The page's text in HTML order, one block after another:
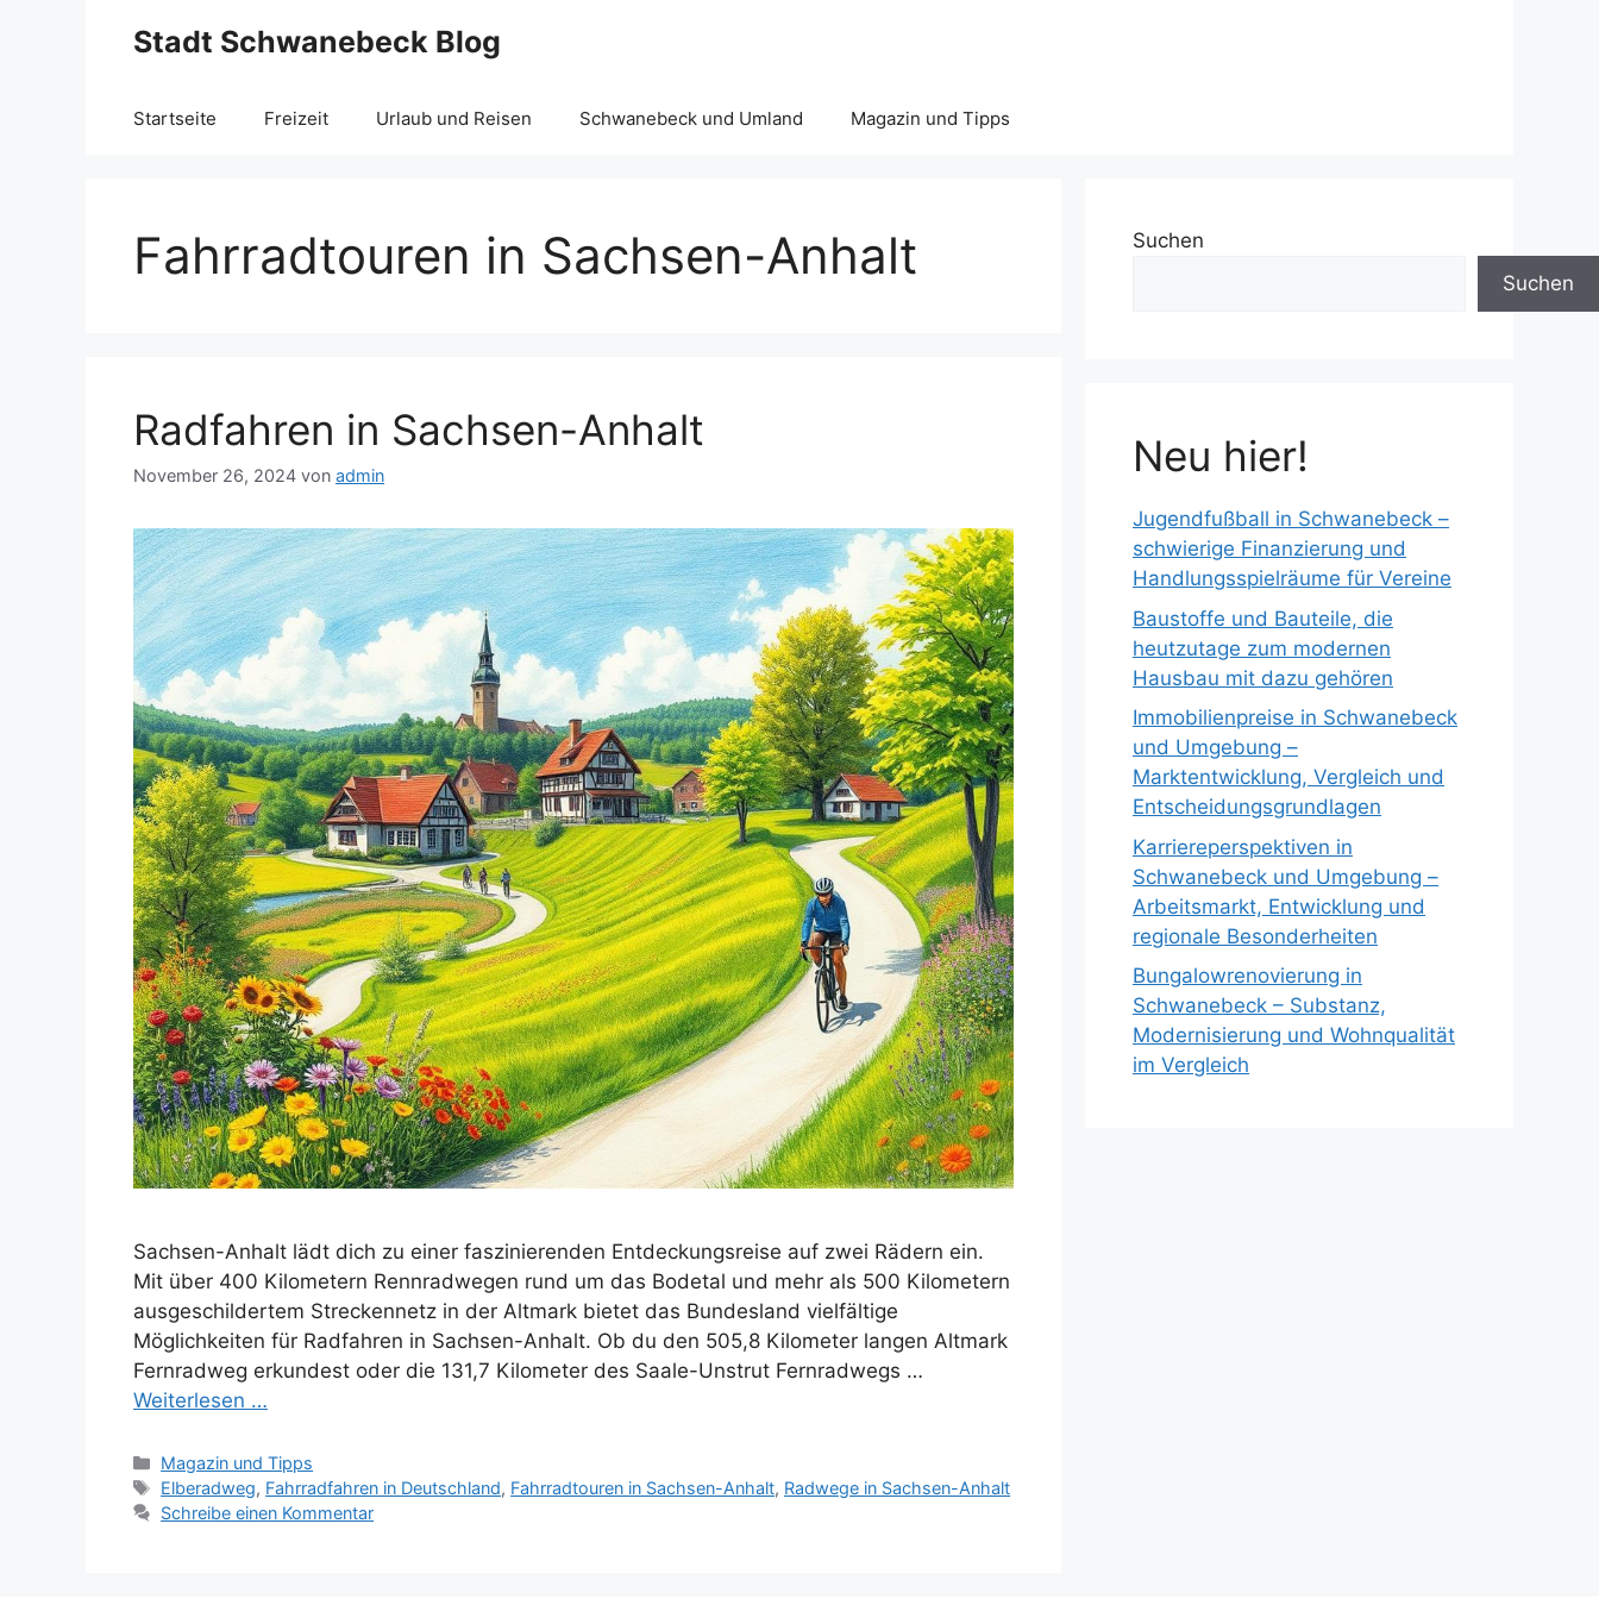
Stadt Schwanebeck Blog
Startseite Freizeit Urlaub und Reisen Schwanebeck und Umland Magazin und Tipps
Fahrradtouren in Sachsen-Anhalt
Radfahren in Sachsen-Anhalt
November 26, 2024 von admin
Sachsen-Anhalt lädt dich zu einer faszinierenden Entdeckungsreise auf zwei Rädern ein.
Mit über 400 Kilometern Rennradwegen rund um das Bodetal und mehr als 500 Kilometern
ausgeschildertem Streckennetz in der Altmark bietet das Bundesland vielfältige
Möglichkeiten für Radfahren in Sachsen-Anhalt. Ob du den 505,8 Kilometer langen Altmark
Fernradweg erkundest oder die 131,7 Kilometer des Saale-Unstrut Fernradwegs …
Weiterlesen …
Kategorien
Magazin und Tipps
Schlagwörter
Elberadweg, Fahrradfahren in Deutschland, Fahrradtouren in Sachsen-Anhalt, Radwege in Sachsen-Anhalt
Schreibe einen Kommentar
Suchen
Suchen
Neu hier!
Jugendfußball in Schwanebeck –
schwierige Finanzierung und
Handlungsspielräume für Vereine
Baustoffe und Bauteile, die
heutzutage zum modernen
Hausbau mit dazu gehören
Immobilienpreise in Schwanebeck
und Umgebung –
Marktentwicklung, Vergleich und
Entscheidungsgrundlagen
Karriereperspektiven in
Schwanebeck und Umgebung –
Arbeitsmarkt, Entwicklung und
regionale Besonderheiten
Bungalowrenovierung in
Schwanebeck – Substanz,
Modernisierung und Wohnqualität
im Vergleich